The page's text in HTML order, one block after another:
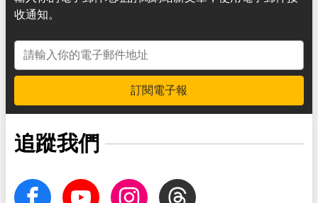
收通知。
電子郵件地址
訂閱電子報
追蹤我們
facebook Youtube InstagramThreads